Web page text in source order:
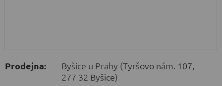
Prodejna:
Byšice u Prahy (Tyršovo nám. 107,
277 32 Byšice)